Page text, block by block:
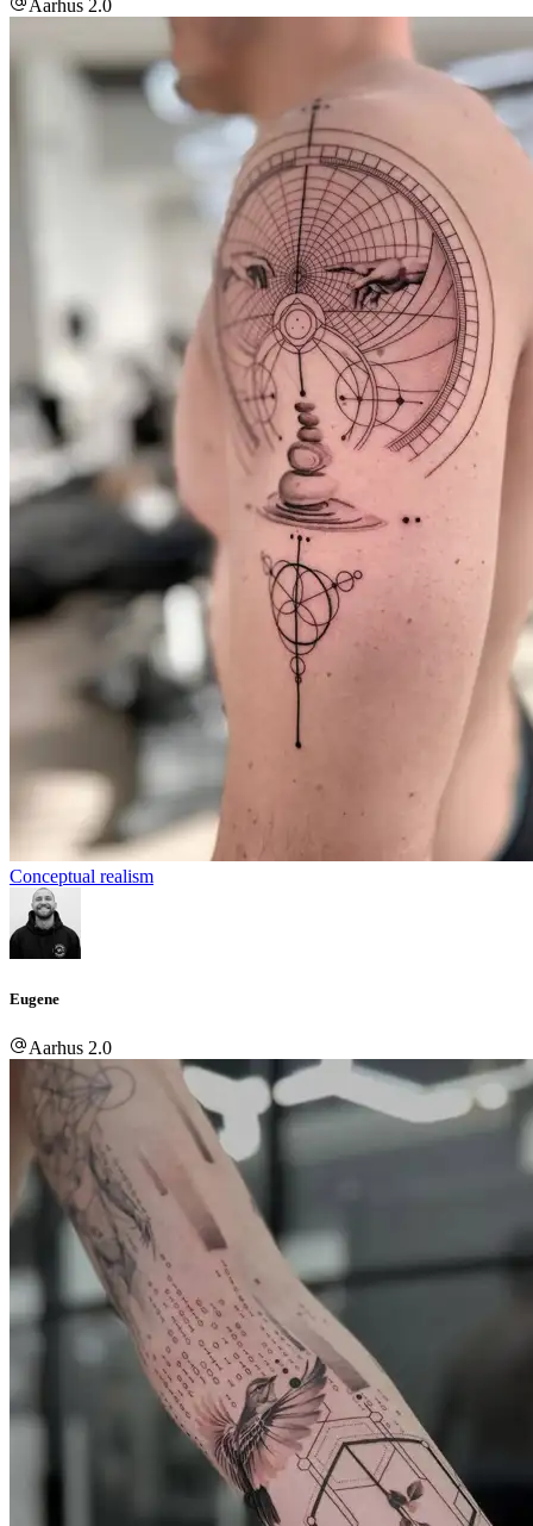
Aarhus 2.0
Conceptual realism
Eugene
Aarhus 2.0